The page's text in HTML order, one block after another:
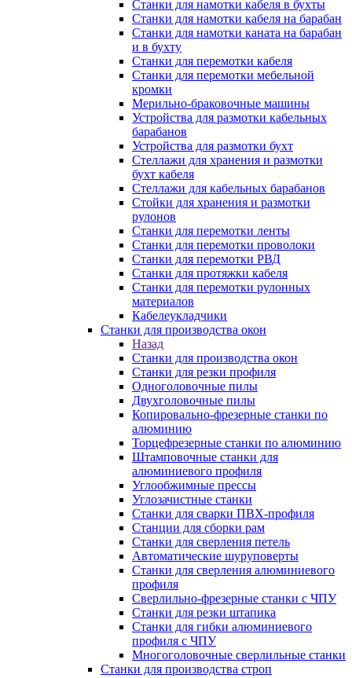
Станки для намотки кабеля в бухты
Станки для намотки кабеля на барабан
Станки для намотки каната на барабан
и в бухту
Станки для перемотки кабеля
Станки для перемотки мебельной
кромки
Мерильно-браковочные машины
Устройства для размотки кабельных
барабанов
Устройства для размотки бухт
Стеллажи для хранения и размотки
бухт кабеля
Стеллажи для кабельных барабанов
Стойки для хранения и размотки
рулонов
Станки для перемотки ленты
Станки для перемотки проволоки
Станки для перемотки РВД
Станки для протяжки кабеля
Станки для перемотки рулонных
материалов
Кабелеукладчики
Станки для производства окон
Назад
Станки для производства окон
Станки для резки профиля
Одноголовочные пилы
Двухголовочные пилы
Копировально-фрезерные станки по
алюминию
Торцефрезерные станки по алюминию
Штамповочные станки для
алюминиевого профиля
Углообжимные прессы
Углозачистные станки
Станки для сварки ПВХ-профиля
Станции для сборки рам
Станки для сверления петель
Автоматические шуруповерты
Станки для сверления алюминиевого
профиля
Сверлильно-фрезерные станки с ЧПУ
Станки для резки штапика
Станки для гибки алюминиевого
профиля с ЧПУ
Многоголовочные сверлильные станки
Станки для производства строп